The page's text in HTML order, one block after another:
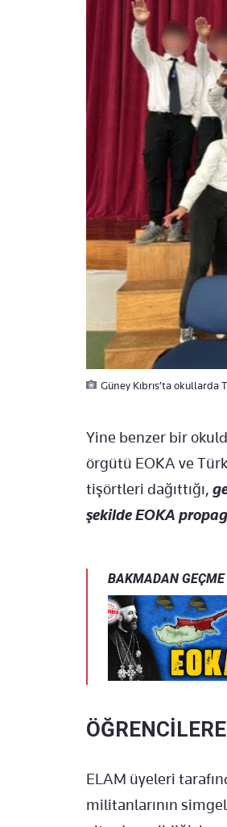
Güney Kıbrıs’ta
Yine benzer bir
örgütü EOKA ve
tişörtleri dağıttığı,
şekilde EOKA
BAKMADAN GEÇME
ELAM üyeleri
militanlarının